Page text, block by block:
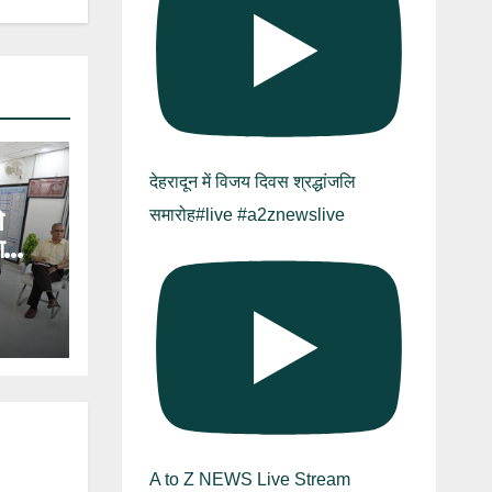
देहरादून में विजय दिवस श्रद्धांजलि
समारोह#live #a2znewslive
A to Z NEWS Live Stream